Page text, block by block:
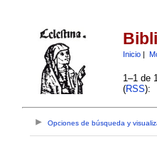
Inicio|
1–1 de
(RSS):
Opciones de búsqueda y